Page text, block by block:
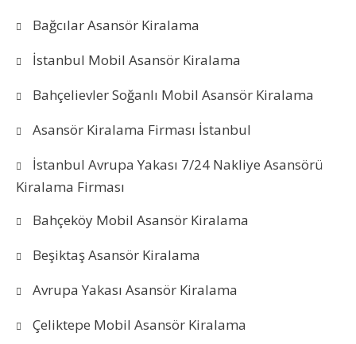
Bağcılar Asansör Kiralama
İstanbul Mobil Asansör Kiralama
Bahçelievler Soğanlı Mobil Asansör Kiralama
Asansör Kiralama Firması İstanbul
İstanbul Avrupa Yakası 7/24 Nakliye Asansörü
Kiralama Firması
Bahçeköy Mobil Asansör Kiralama
Beşiktaş Asansör Kiralama
Avrupa Yakası Asansör Kiralama
Çeliktepe Mobil Asansör Kiralama